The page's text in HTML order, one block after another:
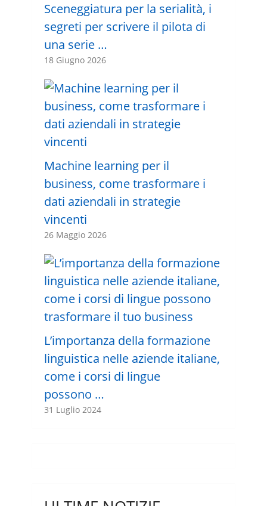
Sceneggiatura per la serialità, i
segreti per scrivere il pilota di
una serie …
18 Giugno 2026
Machine learning per il
business, come trasformare i
dati aziendali in strategie
vincenti
26 Maggio 2026
L’importanza della formazione
linguistica nelle aziende italiane,
come i corsi di lingue
possono …
31 Luglio 2024